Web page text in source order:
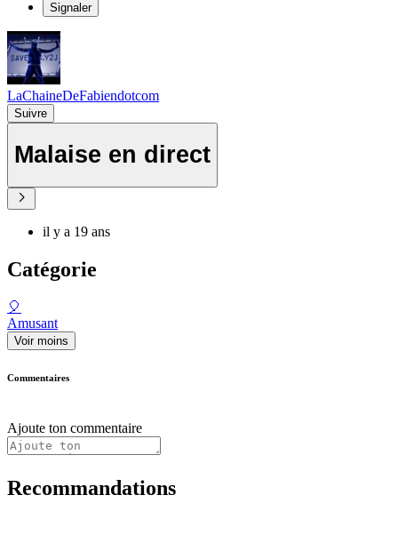
Signaler
LaChaineDeFabiendotcom
Suivre
Malaise en direct
il y a 19 ans
Catégorie
🎈
Amusant
Voir moins
Commentaires
Ajoute ton commentaire
Recommandations